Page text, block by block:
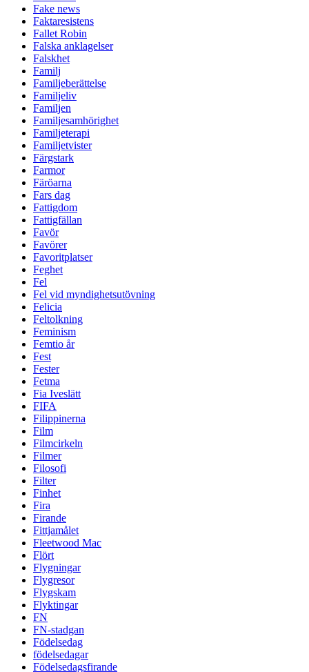
Fake news
Faktaresistens
Fallet Robin
Falska anklagelser
Falskhet
Familj
Familjeberättelse
Familjeliv
Familjen
Familjesamhörighet
Familjeterapi
Familjetvister
Färgstark
Farmor
Färöarna
Fars dag
Fattigdom
Fattigfällan
Favör
Favörer
Favoritplatser
Feghet
Fel
Fel vid myndighetsutövning
Felicia
Feltolkning
Feminism
Femtio år
Fest
Fester
Fetma
Fia Iveslätt
FIFA
Filippinerna
Film
Filmcirkeln
Filmer
Filosofi
Filter
Finhet
Fira
Firande
Fittjamålet
Fleetwood Mac
Flört
Flygningar
Flygresor
Flygskam
Flyktingar
FN
FN-stadgan
Födelsedag
födelsedagar
Födelsedagsfirande